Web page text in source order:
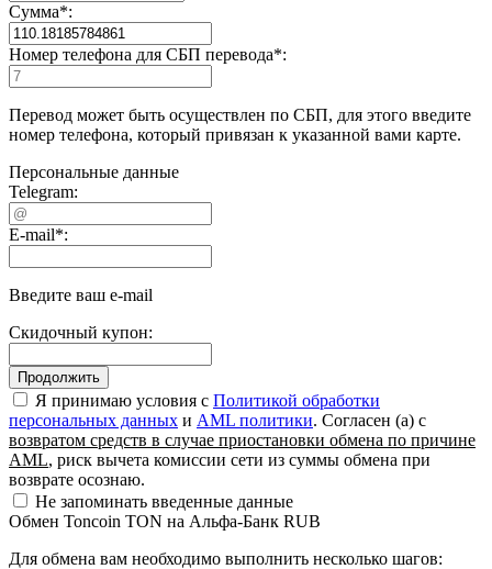
Сумма*:
Номер телефона для СБП перевода*:
Перевод может быть осуществлен по СБП, для этого введите
номер телефона, который привязан к указанной вами карте.
Персональные данные
Telegram:
E-mail*:
Введите ваш e-mail
Скидочный купон:
Я принимаю условия c Политикой обработки
персональных данных и AML политики. Согласен (а) с
возвратом средств в случае приостановки обмена по причине
AML, риск вычета комиссии сети из суммы обмена при
возврате осознаю.
Не запоминать введенные данные
Обмен Toncoin TON на Альфа-Банк RUB
Для обмена вам необходимо выполнить несколько шагов: